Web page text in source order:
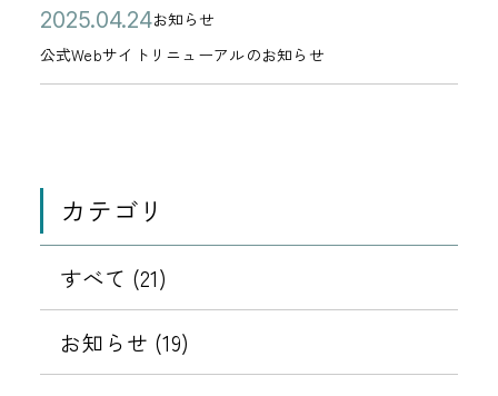
公式Webサイトリニューアルのお知らせ
公
開
日
2
0
2
月
4
カ
テ
お知らせ
公
式
W
サ
ト
リ
ニ
ー
カテゴリ
すべて (21)
お知らせ (19)